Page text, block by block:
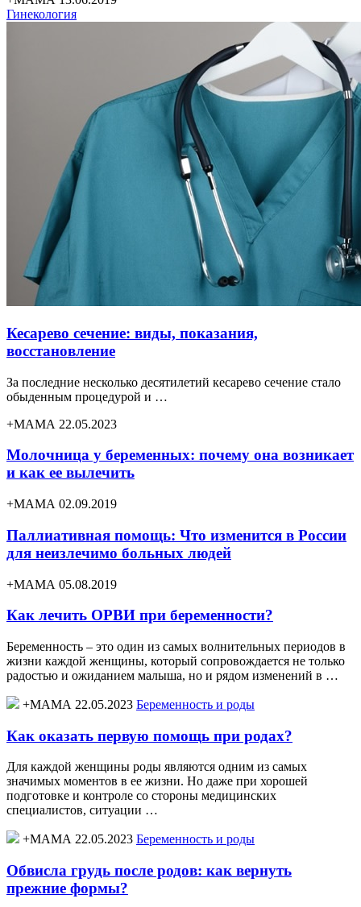
Гинекология
Кесарево сечение: виды, показания,
восстановление
За последние несколько десятилетий кесарево сечение стало
обыденным процедурой и …
+МАМА 22.05.2023
Молочница у беременных: почему она возникает
и как ее вылечить
+МАМА 02.09.2019
Паллиативная помощь: Что изменится в России
для неизлечимо больных людей
+МАМА 05.08.2019
Как лечить ОРВИ при беременности?
Беременность – это один из самых волнительных периодов в
жизни каждой женщины, который сопровождается не только
радостью и ожиданием малыша, но и рядом изменений в …
+МАМА 22.05.2023 Беременность и роды
Как оказать первую помощь при родах?
Для каждой женщины роды являются одним из самых
значимых моментов в ее жизни. Но даже при хорошей
подготовке и контроле со стороны медицинских
специалистов, ситуации …
+МАМА 22.05.2023 Беременность и роды
Обвисла грудь после родов: как вернуть
прежние формы?